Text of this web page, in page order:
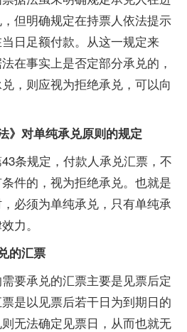
但明确规定在持票人依法提示
日足额付款。从这一规定来
在事实上是否定部分承兑的，
，则应视为拒绝承兑，可以向
对单纯承兑原则的规定
条规定，付款人承兑汇票，不
件的，视为拒绝承兑。也就是
必须为单纯承兑，只有单纯承
力。
的汇票
承兑的汇票主要是见票后定
是以见票后若干日为到期日的
无法确定见票日，从而也就无